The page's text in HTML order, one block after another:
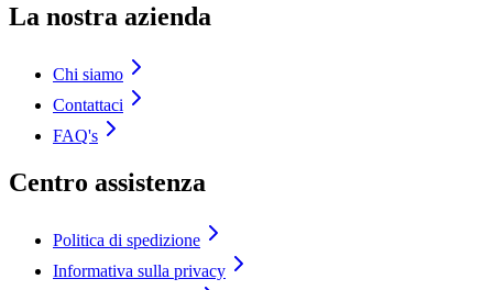
La nostra azienda
Chi siamo
Contattaci
FAQ's
Centro assistenza
Politica di spedizione
Informativa sulla privacy